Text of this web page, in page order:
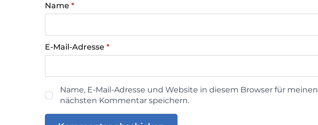
Name *
E-Mail-Adresse *
Name, E-Mail-Adresse und Website in diesem Browser für meinen
nächsten Kommentar speichern.